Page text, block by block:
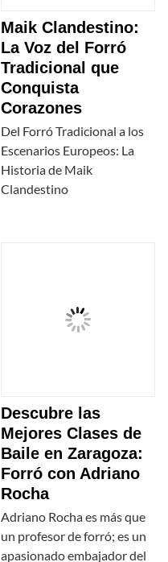
Maik Clandestino:
La Voz del Forró
Tradicional que
Conquista
Corazones
Del Forró Tradicional a los
Escenarios Europeos: La
Historia de Maik
Clandestino
Descubre las
Mejores Clases de
Baile en Zaragoza:
Forró con Adriano
Rocha
Adriano Rocha es más que
un profesor de forró; es un
apasionado embajador del